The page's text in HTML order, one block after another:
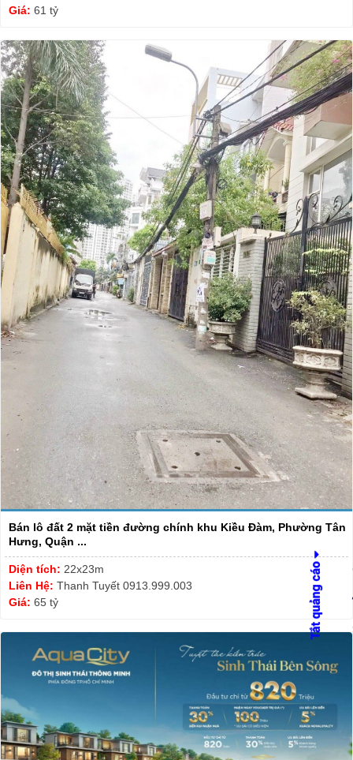
Giá: 61 tỷ
Bán lô đất 2 mặt tiền đường chính khu Kiều Đàm, Phường Tân
Hưng, Quận ...
Diện tích: 22x23m
Liên Hệ: Thanh Tuyết 0913.999.003
Giá: 65 tỷ